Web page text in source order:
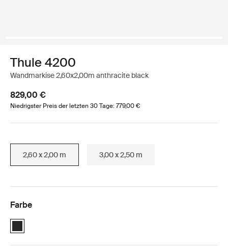
Thule 4200
Wandmarkise 2,60x2,00m anthracite black
829,00 €
Niedrigster Preis der letzten 30 Tage: 779,00 €
2,60 x 2,00 m 3,00 x 2,50 m
Farbe
Thule 4200 (2.60x2.00) Anthrazit (selected)